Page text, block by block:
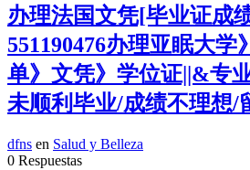
办理法国文凭[毕业证成
551190476办理亚眠大学
单》文凭》学位证||&专
未顺利毕业/成绩不理想/
dfns en Salud y Belleza
0 Respuestas